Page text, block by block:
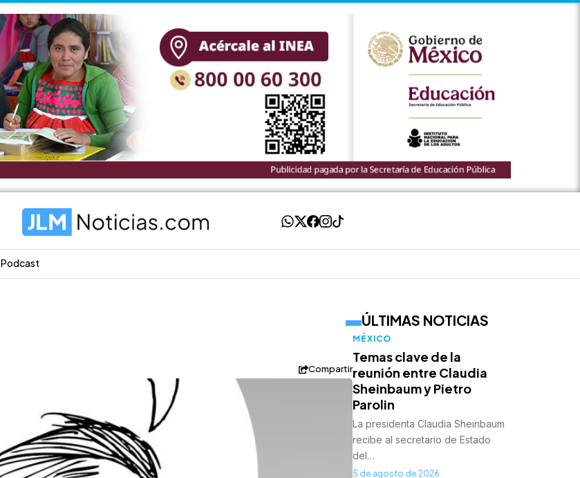
Podcast
Compartir
ÚLTIMAS NOTICIAS
MÉXICO
Temas clave de la
reunión entre Claudia
Sheinbaum y Pietro
Parolin
La presidenta Claudia Sheinbaum
recibe al secretario de Estado
del…
5 de agosto de 2026